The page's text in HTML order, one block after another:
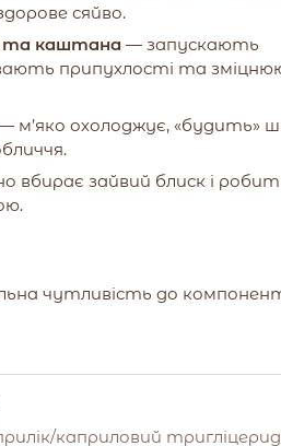
сяйво.
та каштана — запускають
припухлості та
м’яко охолоджує, «будить»
вбирає зайвий блиск і
чутливість до
каприловий